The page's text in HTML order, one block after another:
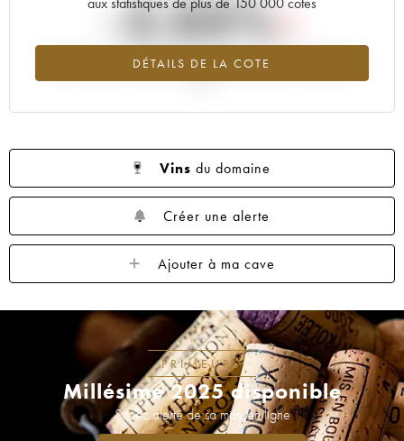
DÉTAILS DE LA COTE
-2.03%
Tendance à la baisse du millésime 1988 en 2026 par rapport à
Vins du domaine
Créer une alerte
Ajouter à ma cave
PRIMEURS
Millésime 2025 disponible
Soyez alerté de sa mise en ligne